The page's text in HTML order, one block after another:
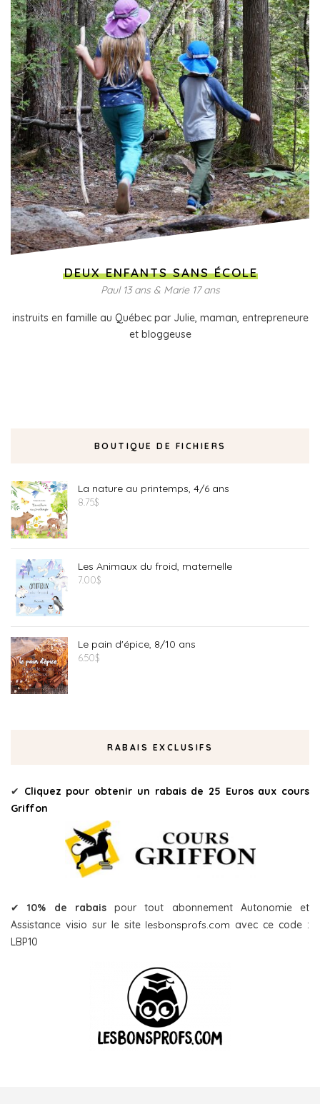
DEUX ENFANTS SANS ÉCOLE
Paul 13 ans & Marie 17 ans
instruits en famille au Québec par Julie, maman, entrepreneure
et bloggeuse
BOUTIQUE DE FICHIERS
La nature au printemps, 4/6 ans
8.75$
Les Animaux du froid, maternelle
7.00$
Le pain d'épice, 8/10 ans
6.50$
RABAIS EXCLUSIFS
✔ Cliquez pour obtenir un rabais de 25 Euros aux cours
Griffon
✔10% de rabaispour tout abonnement Autonomie et
Assistance visio sur le site lesbonsprofs.com avec ce code :
LBP10